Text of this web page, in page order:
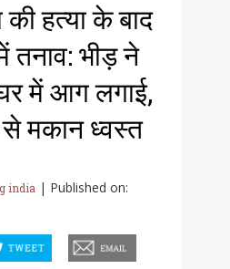
की हत्या के बाद
तनाव: भीड़ ने
में आग लगाई,
मकान ध्वस्त
india | Published on: